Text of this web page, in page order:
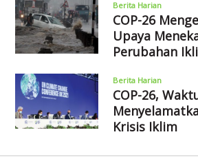
Berita Harian
COP-26
Upaya
Perubahan
Berita Harian
COP-26,
Krisis Iklim